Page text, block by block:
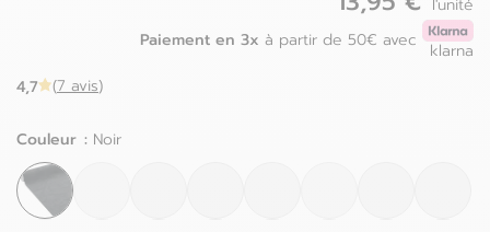
l'unité
Paiement en 3x à partir de 50€ avec
klarna
4,7 (7 avis)
Couleur : Noir